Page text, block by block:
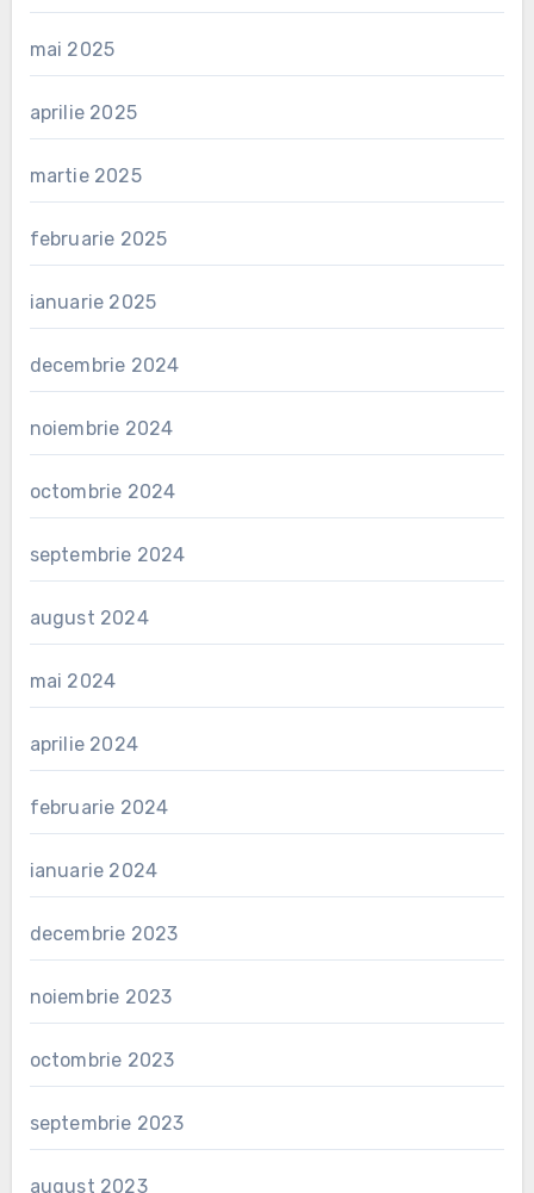
mai 2025
aprilie 2025
martie 2025
februarie 2025
ianuarie 2025
decembrie 2024
noiembrie 2024
octombrie 2024
septembrie 2024
august 2024
mai 2024
aprilie 2024
februarie 2024
ianuarie 2024
decembrie 2023
noiembrie 2023
octombrie 2023
septembrie 2023
august 2023